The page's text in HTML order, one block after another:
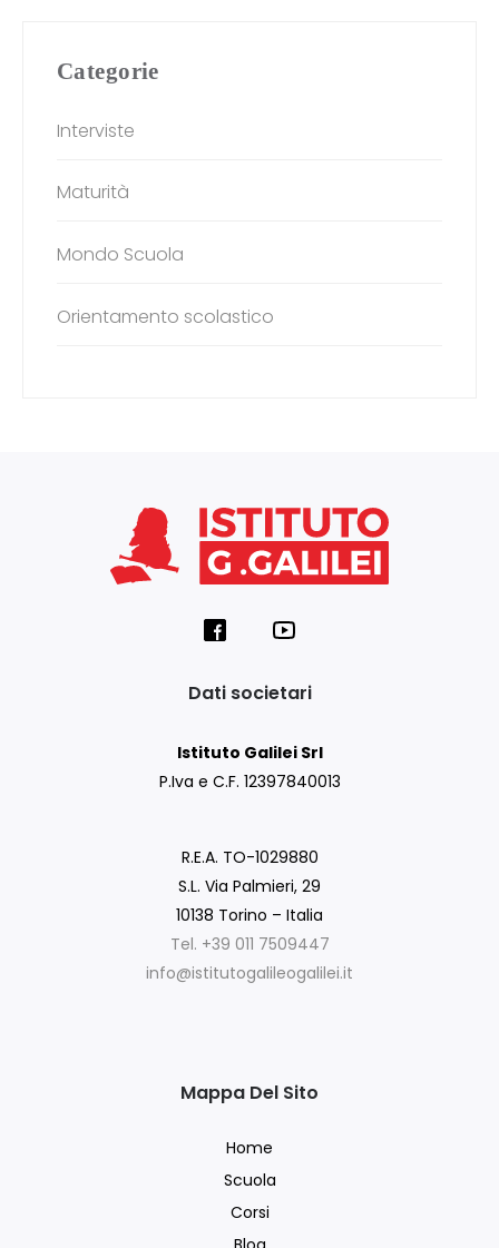
Categorie
Interviste
Maturità
Mondo Scuola
Orientamento scolastico
Dati societari
Istituto Galilei Srl
P.Iva e C.F. 12397840013
R.E.A. TO-1029880
S.L. Via Palmieri, 29
10138 Torino – Italia
Tel. +39 011 7509447
info@istitutogalileogalilei.it
Mappa Del Sito
Home
Scuola
Corsi